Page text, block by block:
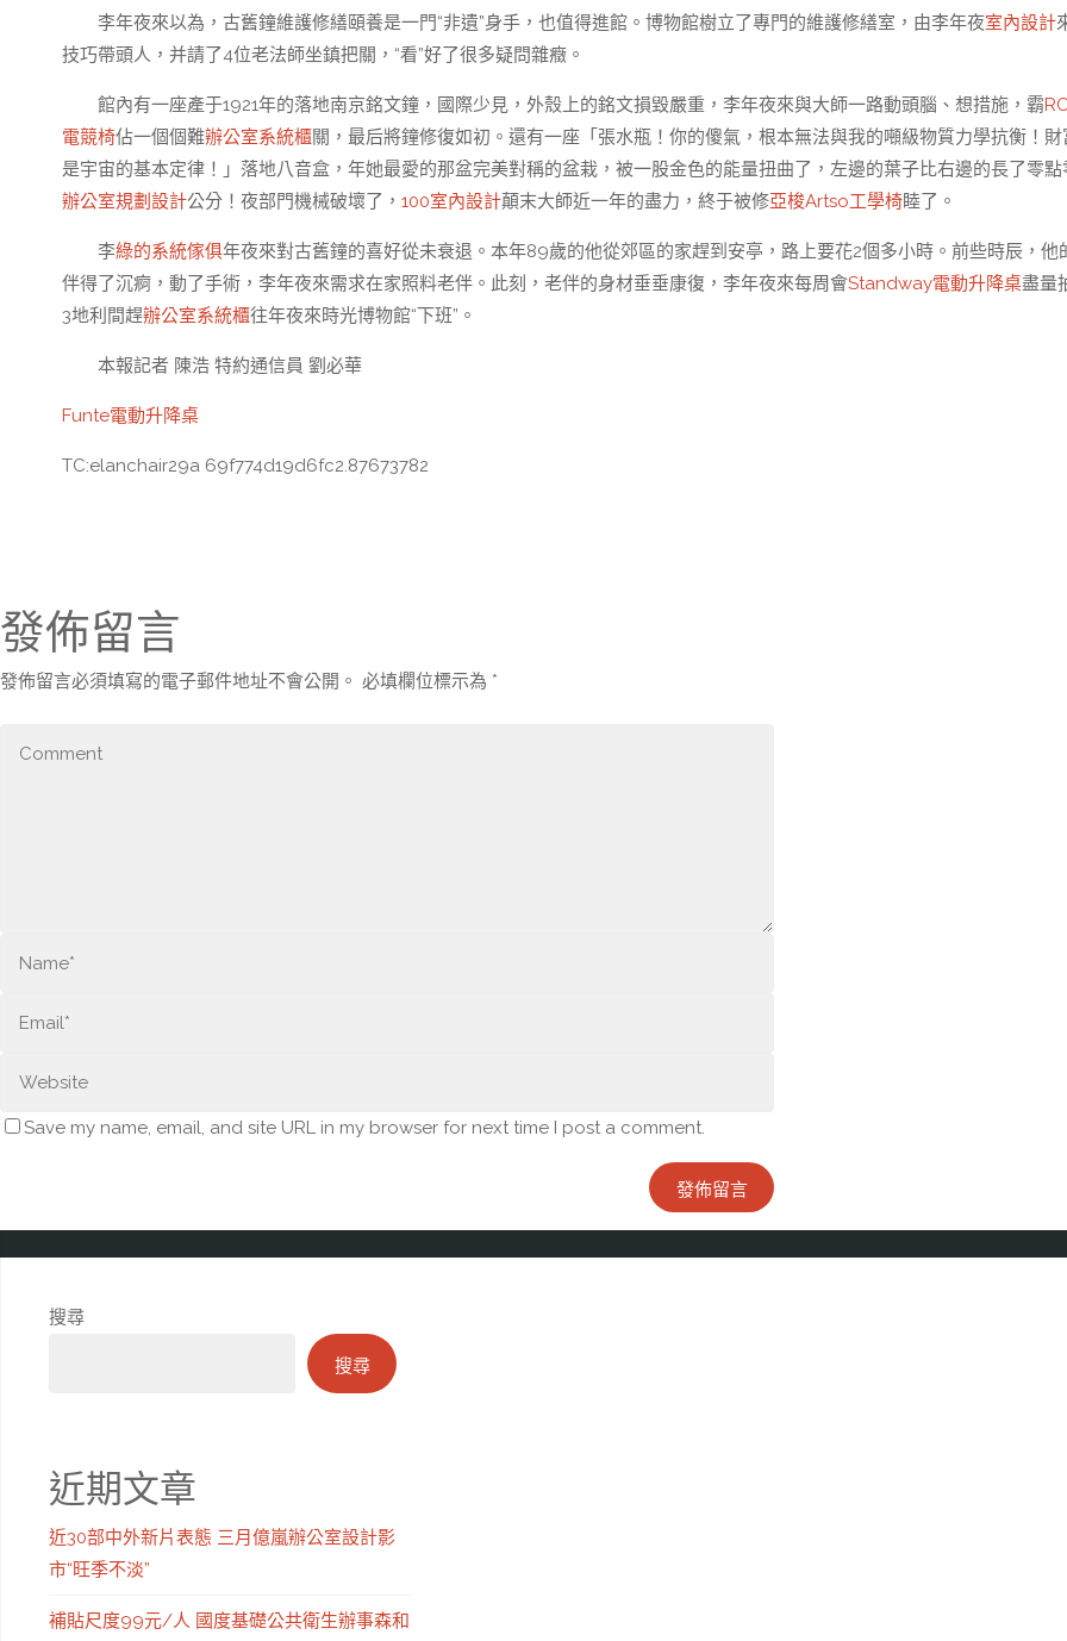
李年夜來以為，古舊鐘維護修繕頤養是一門“非遺”身手，也值得進館。博物館樹立了專門的維護修繕室，由李年夜室內設計
技巧帶頭人，并請了4位老法師坐鎮把關，“看”好了很多疑問雜癥。
館內有一座產于1921年的落地南京銘文鐘，國際少見，外殼上的銘文損毀嚴重，李年夜來與大師一路動頭腦、想措施，霸
電競椅佔一個個難辦公室系統櫃關，最后將鐘修復如初。還有一座「張水瓶！你的傻氣，根本無法與我的噸級物質力學抗衡！財
是宇宙的基本定律！」落地八音盒，年她最愛的那盆完美對稱的盆栽，被一股金色的能量扭曲了，左邊的葉子比右邊的長了零點
辦公室規劃設計公分！夜部門機械破壞了， 100室內設計顛末大師近一年的盡力，終于被修亞梭Artso工學椅睦了。
李綠的系統傢俱年夜來對古舊鐘的喜好從未衰退。本年89歲的他從郊區的家趕到安亭，路上要花2個多小時。前些時辰，他
伴得了沉痾，動了手術，李年夜來需求在家照料老伴。此刻，老伴的身材垂垂康復，李年夜來每周會Standway電動升降桌盡量
3地利間趕辦公室系統櫃往年夜來時光博物館“下班”。
本報記者 陳浩 特約通信員 劉必華
Funte電動升降桌
TC:elanchair29a 69f774d19d6fc2.87673782
發佈留言
發佈留言必須填寫的電子郵件地址不會公開。 必填欄位標示為 *
Save my name, email, and site URL in my browser for next time I post a comment.
搜尋
搜尋
近期文章
近30部中外新片表態 三月億嵐辦公室設計影
市“旺季不淡”
補貼尺度99元/人 國度基礎公共衛生辦事森和